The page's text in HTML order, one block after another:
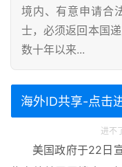
境内、有意申请合
士，必须返回本国
数十年以来...
海外ID共享-点击
进不
美国政府于22日